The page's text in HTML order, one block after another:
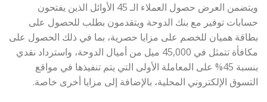
ويتضمن العرض حصول العملاء الـ 45 الأوائل الذين يفتحون
حسابات توفير مع بنك الدوحة ويتقدمون بطلب للحصول على
بطاقة هميان للخصم على مزايا حصرية، بما في ذلك الحصول على
مكافأة تتمثل في 45,000 ميل من أميال الدوحة، واسترداد نقدي
بنسبة 45% على المعاملة الأولى التي يتم تنفيذها في مواقع
التسوق الإلكتروني المحلية، بالإضافة إلى مزايا أخرى خاصة.